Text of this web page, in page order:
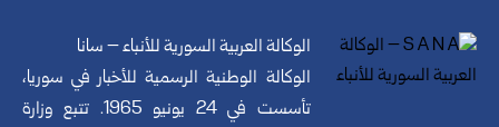
الوكالة العربية السورية للأنباء – سانا
الوكالة الوطنية الرسمية للأخبار في سوريا،
تأسست في 24 يونيو 1965. تتبع وزارة